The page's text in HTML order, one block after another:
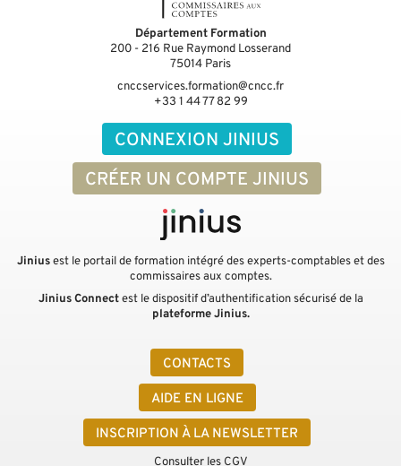
CONNEXION JINIUS
CRÉER UN COMPTE JINIUS
CONTACTS
AIDE EN LIGNE
INSCRIPTION À LA NEWSLETTER
Département Formation
200 - 216 Rue Raymond Losserand
75014 Paris
cnccservices.formation@cncc.fr
+33 1 44 77 82 99
Jiniusest le portail de formation intégré des experts-comptables et des
commissaires aux comptes.
Jinius Connectest le dispositif d’authentification sécurisé de la
plateforme Jinius.
Consulter les CGV